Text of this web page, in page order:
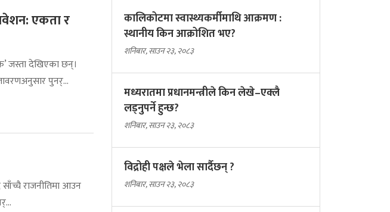
एकता र
जस्ता देखिएका छन्।
पुनर्...
राजनीतिमा आउन
कालिकोटमा स्वास्थ्यकर्मीमाथि आक्रमण :
स्थानीय किन आक्रोशित भए?
शनिबार, साउन २३, २०८३
मध्यरातमा प्रधानमन्त्रीले किन लेखे–एक्लै
लड्नुपर्ने हुन्छ?
शनिबार, साउन २३, २०८३
विद्रोही पक्षले भेला सार्दैछन् ?
शनिबार, साउन २३, २०८३